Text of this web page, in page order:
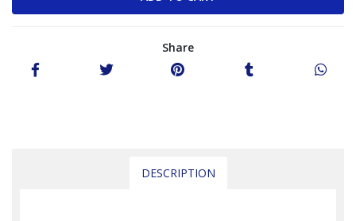
Share
DESCRIPTION